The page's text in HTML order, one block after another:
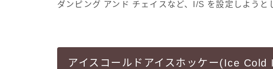
ダンピング アンド チェイスなど、I/S を設定しようと
アイスコールドアイスホッケー(Ice